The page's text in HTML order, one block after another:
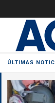
ÚLTIMAS